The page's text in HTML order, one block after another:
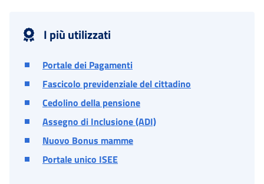
I più utilizzati
Portale dei Pagamenti
Fascicolo previdenziale del cittadino
Cedolino della pensione
Assegno di Inclusione (ADI)
Nuovo Bonus mamme
Portale unico ISEE